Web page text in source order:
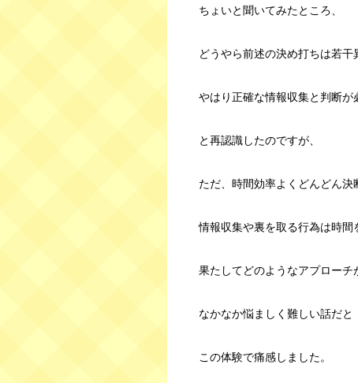
ちょいと聞いてみたところ、
どうやら前述の決め打ちは若干
やはり正確な情報収集と判断が
と再認識したのですが、
ただ、時間効率よくどんどん決
情報収集や裏を取る行為は時間
果たしてどのようなアプローチ
なかなか悩ましく難しい話だと
この体験で痛感しました。